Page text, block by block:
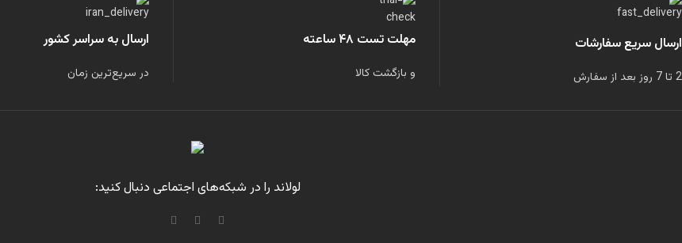
ارسال سریع سفارشات
2 تا 7 روز بعد از سفارش
مهلت تست ۴۸ ساعته
و بازگشت کالا
ارسال به سراسر کشور
در سریع‌ترین زمان
لولاند را در شبکه‌های اجتماعی دنبال کنید: